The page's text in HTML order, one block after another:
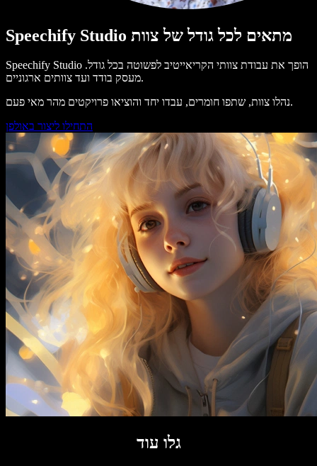
Speechify Studio מתאים לכל גודל של צוות
Speechify Studio הופך את עבודת צוותי הקריאייטיב לפשוטה בכל גודל.
מעסק בודד ועד צוותים ארגוניים.
נהלו צוות, שתפו חומרים, עבדו יחד והוציאו פרויקטים מהר מאי פעם.
התחילו ליצור באולפן
גלו עוד